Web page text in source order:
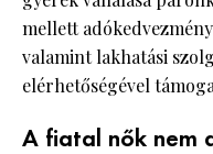
mellett
valamint lakhatási
elérhetőségével
A fiatal nők nem